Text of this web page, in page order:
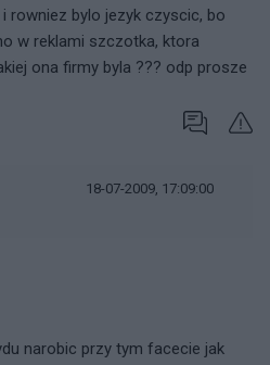
rowniez bylo jezyk czyscic, bo
w reklami szczotka, ktora
ona firmy byla ??? odp prosze
18-07-2009, 17:09:00
narobic przy tym facecie jak